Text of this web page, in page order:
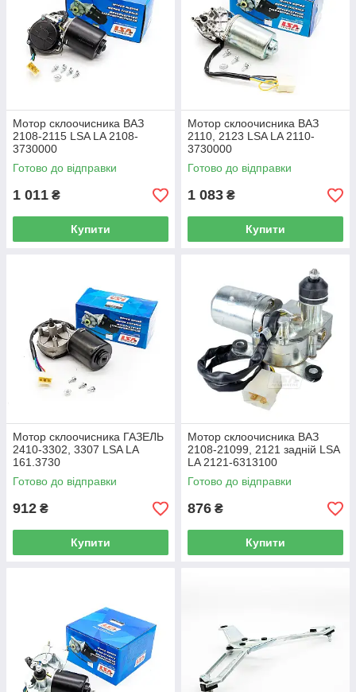
Мотор склоочисника ВАЗ
2108-2115 LSA LA 2108-
3730000
Готово до відправки
1 011 ₴
Купити
Мотор склоочисника ВАЗ
2110, 2123 LSA LA 2110-
3730000
Готово до відправки
1 083 ₴
Купити
Мотор склоочисника ГАЗЕЛЬ
2410-3302, 3307 LSA LA
161.3730
Готово до відправки
912 ₴
Купити
Мотор склоочисника ВАЗ
2108-21099, 2121 задній LSA
LA 2121-6313100
Готово до відправки
876 ₴
Купити